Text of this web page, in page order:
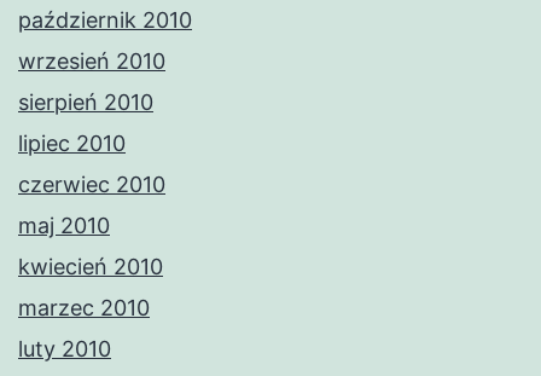
październik 2010
wrzesień 2010
sierpień 2010
lipiec 2010
czerwiec 2010
maj 2010
kwiecień 2010
marzec 2010
luty 2010